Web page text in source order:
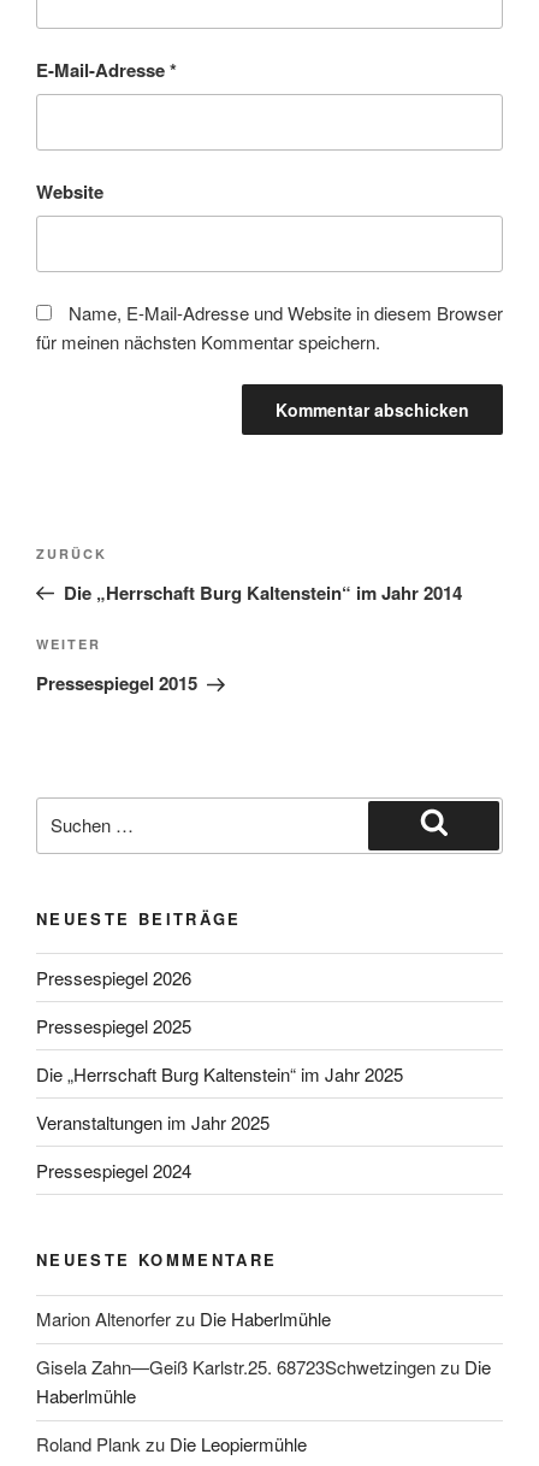
E-Mail-Adresse*
Website
Name, E-Mail-Adresse und Website in diesem Browser
für meinen nächsten Kommentar speichern.
Beitragsnavigation
Vorheriger
Beitrag
ZURÜCK
Die „Herrschaft Burg Kaltenstein“ im Jahr 2014
Nächster
Beitrag
WEITER
Pressespiegel 2015
nach:
Suchen
NEUESTE BEITRÄGE
Pressespiegel 2026
Pressespiegel 2025
Die „Herrschaft Burg Kaltenstein“ im Jahr 2025
Veranstaltungen im Jahr 2025
Pressespiegel 2024
NEUESTE KOMMENTARE
Marion Altenorferzu Die Haberlmühle
Gisela Zahn—Geiß Karlstr.25. 68723Schwetzingenzu Die
Haberlmühle
Roland Plankzu Die Leopiermühle